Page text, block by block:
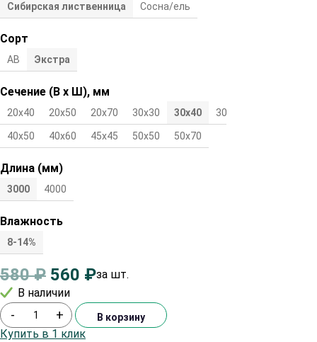
Сибирская лиственница Сосна/ель
Сорт
АВ Экстра
Сечение (В х Ш), мм
20х40 20х50 20х70 30х30 30х40 30х50
40х50 40х60 45х45 50х50 50х70
Длина (мм)
3000 4000
Влажность
8-14%
580₽ 560 ₽за шт.
В наличии
- + В корзину
Купить в 1 клик